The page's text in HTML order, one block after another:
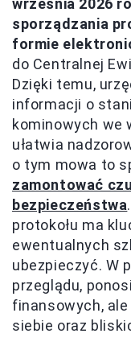
września 2026
sporządzania
formie
do Centralnej
Dzięki temu,
informacji o
kominowych we
ułatwia
o tym mowa to
zamontować
bezpieczeństwa
protokołu ma
ewentualnych
ubezpieczyć. W
przeglądu,
finansowych,
siebie oraz